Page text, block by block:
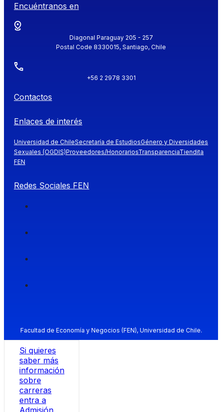
Encuéntranos en
Diagonal Paraguay 205 - 257
Postal Code 8330015, Santiago, Chile
+56 2 2978 3301
Contactos
Enlaces de interés
Universidad de ChileSecretaría de EstudiosGénero y Diversidades
Sexuales (OGDIS)Proveedores/HonorariosTransparenciaTiendita
FEN
Redes Sociales FEN
Facultad de Economía y Negocios (FEN), Universidad de Chile.
Si quieres
saber más
información
sobre
carreras
entra a
Admisión